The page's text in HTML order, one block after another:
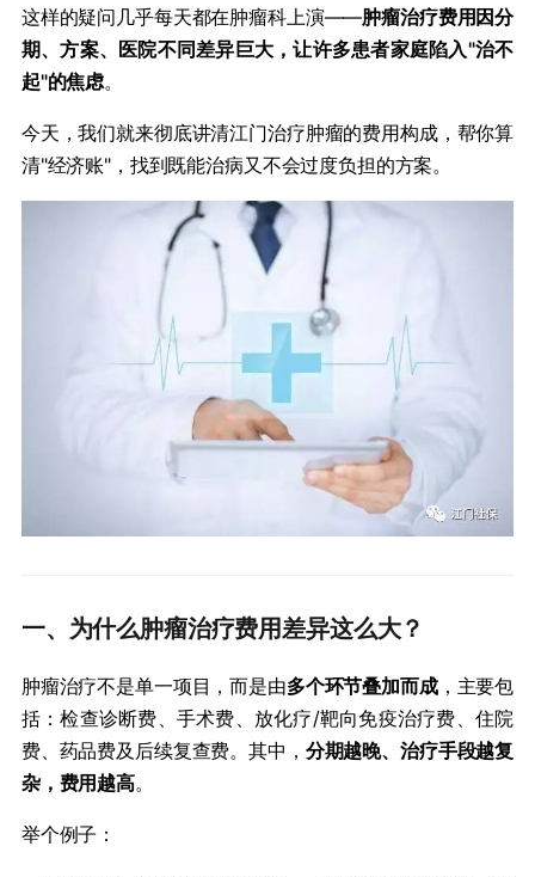
这样的疑问几乎每天都在肿瘤科上演——​​肿瘤治疗费用因分
期、方案、医院不同差异巨大，让许多患者家庭陷入"治不
起"的焦虑​​。
今天，我们就来彻底讲清江门治疗肿瘤的费用构成，帮你算
清"经济账"，找到既能治病又不会过度负担的方案。
一、为什么肿瘤治疗费用差异这么大？
肿瘤治疗不是单一项目，而是由​​多个环节叠加而成​​，主要包
括：检查诊断费、手术费、放化疗/靶向免疫治疗费、住院
费、药品费及后续复查费。其中，​ ​分期越晚、治疗手段越复
杂，费用越高​​。
举个例子：